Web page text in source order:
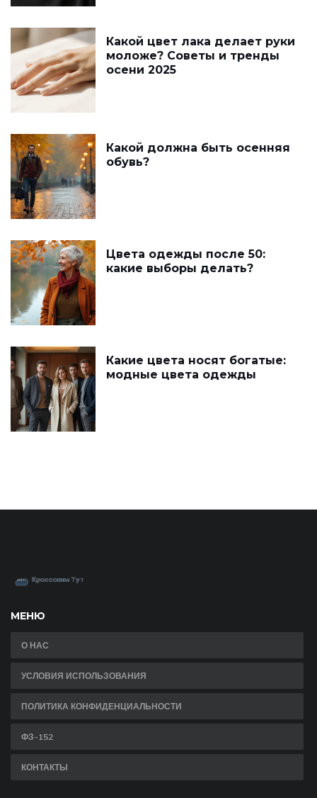
Какой цвет лака делает руки
моложе? Советы и тренды
осени 2025
Какой должна быть осенняя
обувь?
Цвета одежды после 50:
какие выборы делать?
Какие цвета носят богатые:
модные цвета одежды
МЕНЮ
О НАС
УСЛОВИЯ ИСПОЛЬЗОВАНИЯ
ПОЛИТИКА КОНФИДЕНЦИАЛЬНОСТИ
ФЗ-152
КОНТАКТЫ